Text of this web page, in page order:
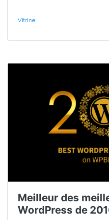
Vitrine
Meilleur des
WordPress de